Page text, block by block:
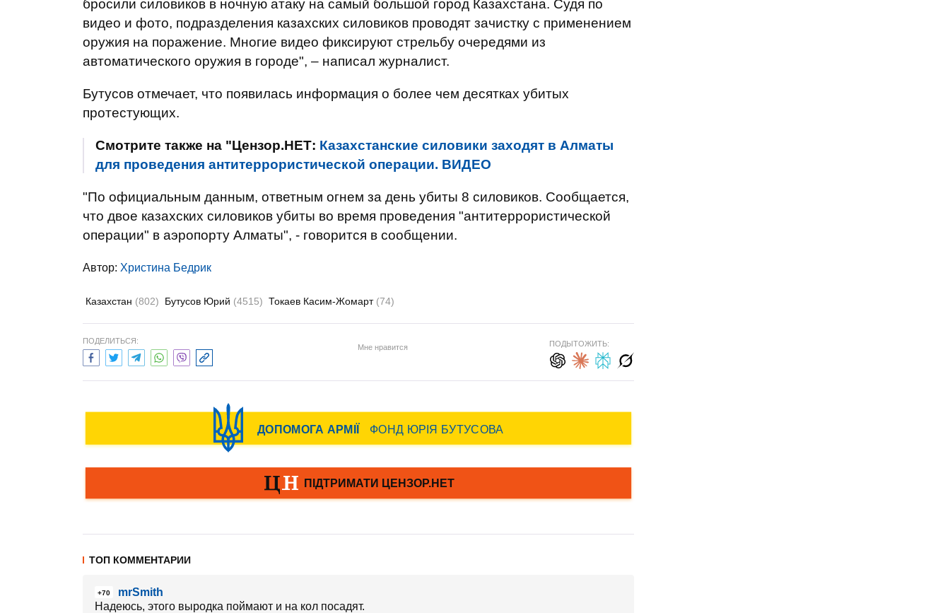
бросили силовиков в ночную атаку на самый большой город Казахстана. Судя по
видео и фото, подразделения казахских силовиков проводят зачистку с применением
оружия на поражение. Многие видео фиксируют стрельбу очередями из
автоматического оружия в городе", – написал журналист.
Бутусов отмечает, что появилась информация о более чем десятках убитых
протестующих.
Смотрите также на "Цензор.НЕТ: Казахстанские силовики заходят в Алматы
для проведения антитеррористической операции. ВИДЕО
"По официальным данным, ответным огнем за день убиты 8 силовиков. Сообщается,
что двое казахских силовиков убиты во время проведения "антитеррористической
операции" в аэропорту Алматы", - говорится в сообщении.
Автор: Христина Бедрик
Казахстан (802) Бутусов Юрий (4515) Токаев Касим-Жомарт (74)
ПОДЕЛИТЬСЯ:
Мне нравится ПОДЫТОЖИТЬ:
ТОП КОММЕНТАРИИ
+70
mrSmith
Надеюсь, этого выродка поймают и на кол посадят.